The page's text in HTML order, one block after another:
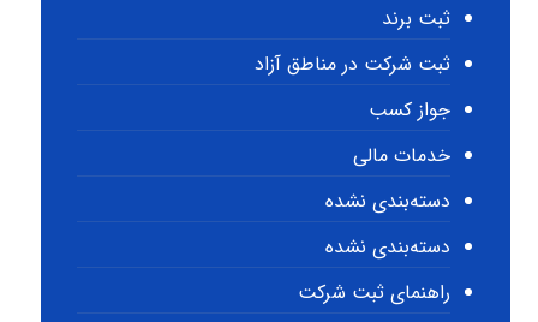
ثبت برند
ثبت شرکت در مناطق آزاد
جواز کسب
خدمات مالی
دسته‌بندی نشده
دسته‌بندی نشده
راهنمای ثبت شرکت